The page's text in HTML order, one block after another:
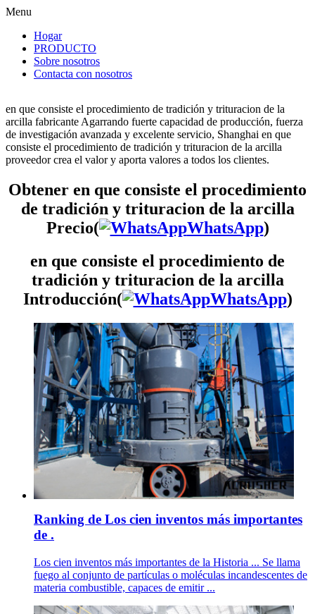
Menu
Hogar
PRODUCTO
Sobre nosotros
Contacta con nosotros
en que consiste el procedimiento de tradición y trituracion de la
arcilla fabricante Agarrando fuerte capacidad de producción, fuerza
de investigación avanzada y excelente servicio, Shanghai en que
consiste el procedimiento de tradición y trituracion de la arcilla
proveedor crea el valor y aporta valores a todos los clientes.
Obtener en que consiste el procedimiento
de tradición y trituracion de la arcilla
Precio(
WhatsApp)
en que consiste el procedimiento de
tradición y trituracion de la arcilla
Introducción(
WhatsApp)
Ranking de Los cien inventos más importantes
de .
Los cien inventos más importantes de la Historia ... Se llama
fuego al conjunto de partículas o moléculas incandescentes de
materia combustible, capaces de emitir ...